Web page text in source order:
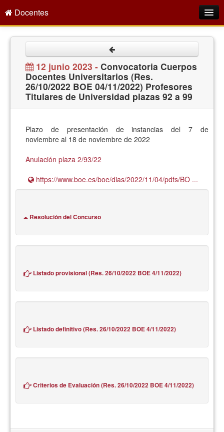
Docentes
Empleo Público
Gestión PDI
Formación y Evaluación
Acción Social
Directorio
12 junio 2023 - Convocatoria Cuerpos
Docentes Universitarios (Res.
26/10/2022 BOE 04/11/2022) Profesores
Titulares de Universidad plazas 92 a 99
Plazo de presentación de instancias del 7 de
noviembre al 18 de noviembre de 2022
Anulación plaza 2/93/22
https://www.boe.es/boe/dias/2022/11/04/pdfs/BO ...
Resolución del Concurso
Listado provisional (Res. 26/10/2022 BOE 4/11/2022)
Listado definitivo (Res. 26/10/2022 BOE 4/11/2022)
Criterios de Evaluación (Res. 26/10/2022 BOE 4/11/2022)